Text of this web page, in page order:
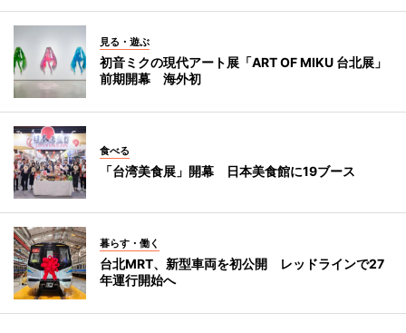
見る・遊ぶ
初音ミクの現代アート展「ART OF MIKU 台北展」
前期開幕 海外初
食べる
「台湾美食展」開幕 日本美食館に19ブース
暮らす・働く
台北MRT、新型車両を初公開 レッドラインで27
年運行開始へ